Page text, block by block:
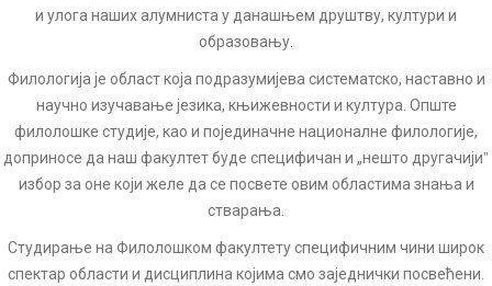
и улога наших алумниста у данашњем друштву, култури и
образовању.
Филологија је област која подразумијева систематско, наставно и
научно изучавање језика, књижевности и култура. Опште
филолошке студије, као и појединачне националне филологије,
доприносе да наш факултет буде специфичан и „нешто другачијиˮ
избор за оне који желе да се посвете овим областима знања и
стварања.
Студирање на Филолошком факултету специфичним чини широк
спектар области и дисциплина којима смо заједнички посвећени.